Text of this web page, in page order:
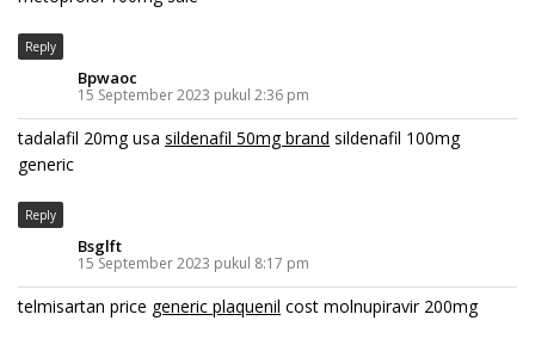
Reply
Bpwaoc
15 September 2023 pukul 2:36 pm
tadalafil 20mg usa sildenafil 50mg brand sildenafil 100mg
generic
Reply
Bsglft
15 September 2023 pukul 8:17 pm
telmisartan price generic plaquenil cost molnupiravir 200mg